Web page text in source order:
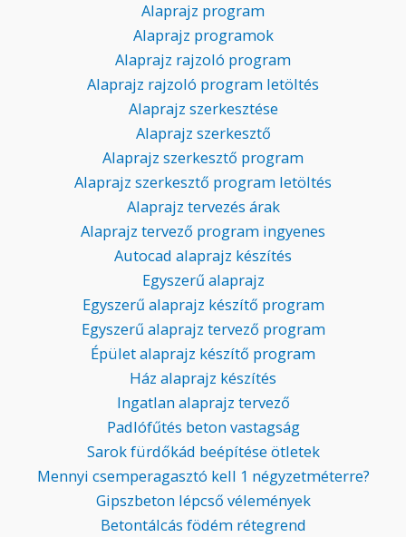
Alaprajz program
Alaprajz programok
Alaprajz rajzoló program
Alaprajz rajzoló program letöltés
Alaprajz szerkesztése
Alaprajz szerkesztő
Alaprajz szerkesztő program
Alaprajz szerkesztő program letöltés
Alaprajz tervezés árak
Alaprajz tervező program ingyenes
Autocad alaprajz készítés
Egyszerű alaprajz
Egyszerű alaprajz készítő program
Egyszerű alaprajz tervező program
Épület alaprajz készítő program
Ház alaprajz készítés
Ingatlan alaprajz tervező
Padlófűtés beton vastagság
Sarok fürdőkád beépítése ötletek
Mennyi csemperagasztó kell 1 négyzetméterre?
Gipszbeton lépcső vélemények
Betontálcás födém rétegrend